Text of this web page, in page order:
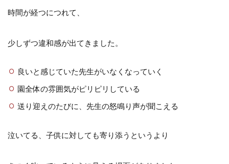
時間が経つにつれて、
少しずつ違和感が出てきました。
良いと感じていた先生がいなくなっていく
園全体の雰囲気がピリピリしている
送り迎えのたびに、先生の怒鳴り声が聞こえる
泣いてる、子供に対しても寄り添うというより